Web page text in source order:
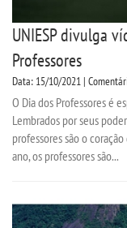
UNIESP divulga
Professores
Data: 15/10/2021 |
O Dia dos Professores é
Lembrados por seus
professores são o
ano, os professores são...